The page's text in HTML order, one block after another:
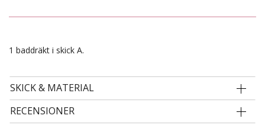
1 baddräkt i skick A.
SKICK & MATERIAL
RECENSIONER